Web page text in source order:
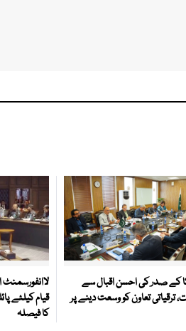
کے صدر کی احسن اقبال سے
ترقیاتی تعاون کو وسعت دینے پر
قیام کیلئے
کا فیصلہ